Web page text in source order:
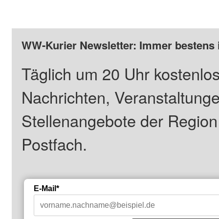
WW-Kurier Newsletter: Immer
Täglich um 20 Uhr
Nachrichten,
Stellenangebote der
Postfach.
E-Mail*